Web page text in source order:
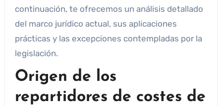
continuación, te ofrecemos un análisis detallado
del marco jurídico actual, sus aplicaciones
prácticas y las excepciones contempladas por la
legislación.
Origen de los
repartidores de costes de